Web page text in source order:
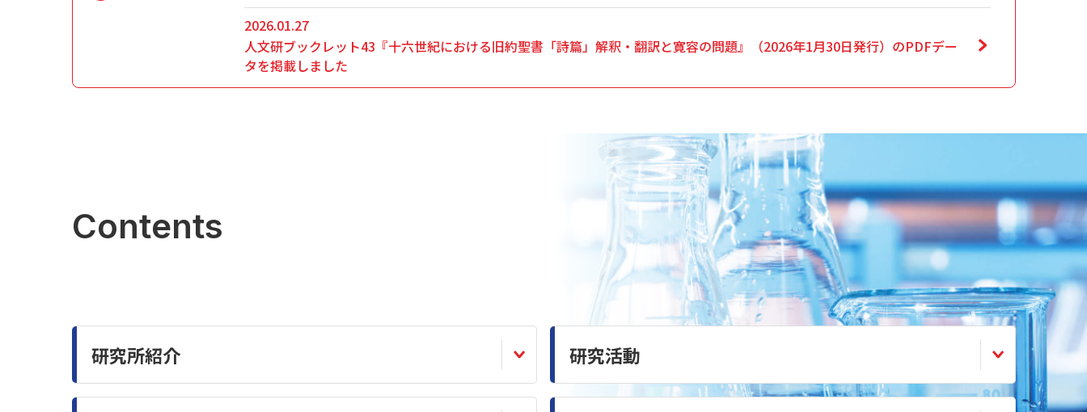
2026.01.27
人文研ブックレット43『十六世紀における旧約聖書「詩篇」解釈・翻訳と寛容の問題』（2026年1月30日発行）のPDFデー
タを掲載しました
Contents
研究所紹介 研究活動